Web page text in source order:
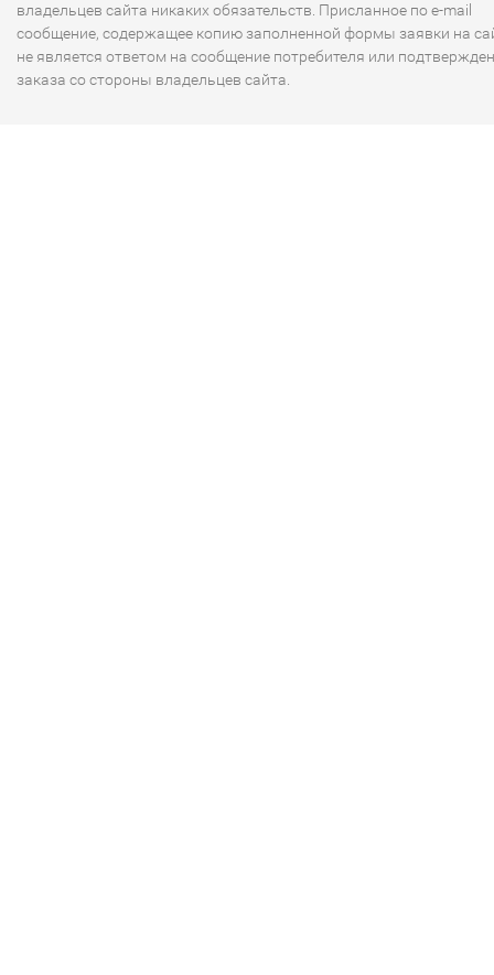
владельцев сайта никаких обязательств. Присланное по e-mail
сообщение, содержащее копию заполненной формы заявки на
не является ответом на сообщение потребителя или
заказа со стороны владельцев сайта.